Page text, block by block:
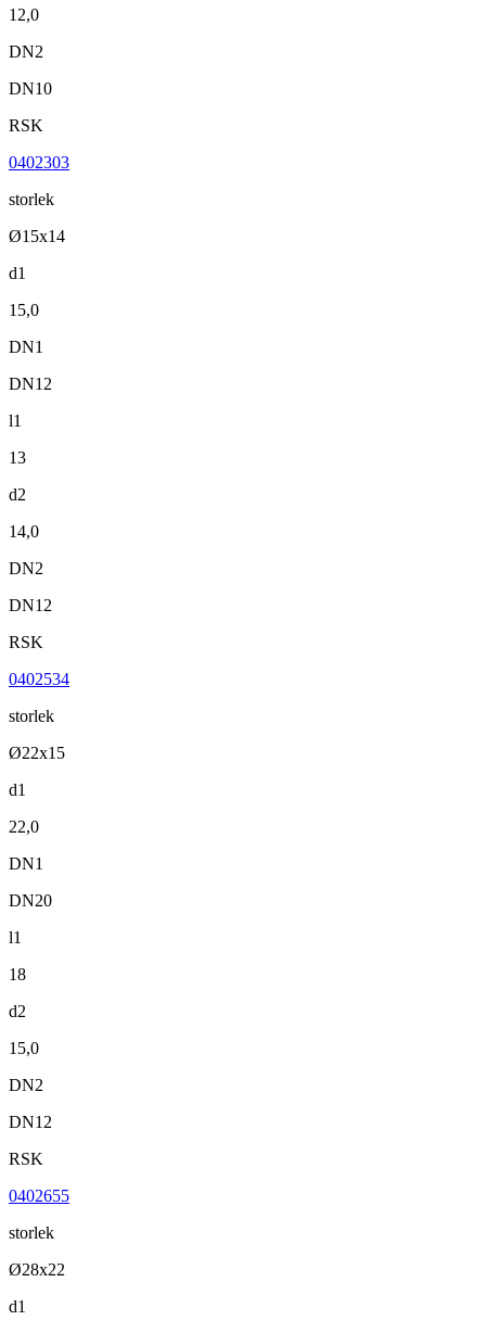
12,0
DN2
DN10
RSK
0402303
storlek
Ø15x14
d1
15,0
DN1
DN12
l1
13
d2
14,0
DN2
DN12
RSK
0402534
storlek
Ø22x15
d1
22,0
DN1
DN20
l1
18
d2
15,0
DN2
DN12
RSK
0402655
storlek
Ø28x22
d1